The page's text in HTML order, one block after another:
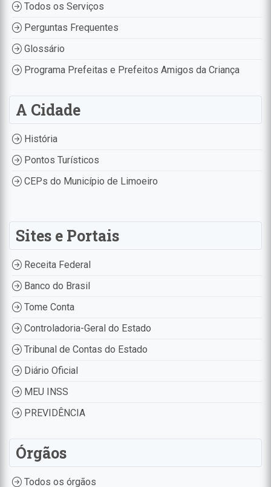
Todos os Serviços
Perguntas Frequentes
Glossário
Programa Prefeitas e Prefeitos Amigos da Criança
A Cidade
História
Pontos Turísticos
CEPs do Município de Limoeiro
Sites e Portais
Receita Federal
Banco do Brasil
Tome Conta
Controladoria-Geral do Estado
Tribunal de Contas do Estado
Diário Oficial
MEU INSS
PREVIDÊNCIA
Órgãos
Todos os órgãos